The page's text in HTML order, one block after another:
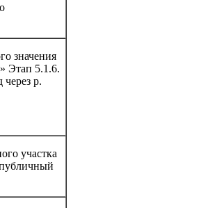
значения
Этап 5.1.6.
р.
участка